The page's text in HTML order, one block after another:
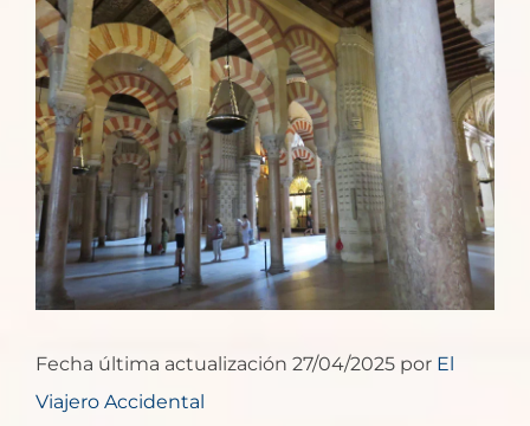
imagen
más
grande
Fecha última actualización 27/04/2025 por El
Viajero Accidental